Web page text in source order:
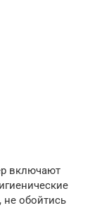
включают
обойтись